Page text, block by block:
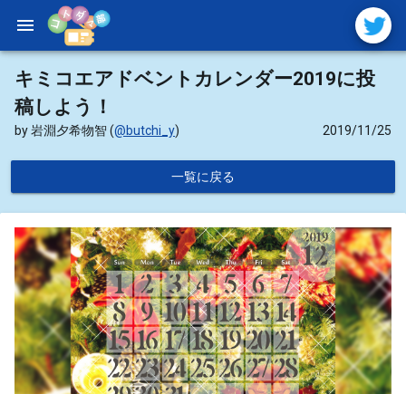
menu
キミコエアドベントカレンダー2019に投
稿しよう！
by 岩淵夕希物智 (@butchi_y) 2019/11/25
一覧に戻る